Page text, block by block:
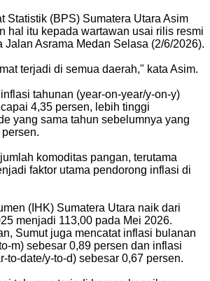
Statistik (BPS) Sumatera Utara Asim
hal itu kepada wartawan usai rilis resmi
Jalan Asrama Medan Selasa (2/6/2026).
terjadi di semua daerah," kata Asim.
tahunan (year-on-year/y-on-y)
4,35 persen, lebih tinggi
yang sama tahun sebelumnya yang
komoditas pangan, terutama
faktor utama pendorong inflasi di
(IHK) Sumatera Utara naik dari
menjadi 113,00 pada Mei 2026.
Sumut juga mencatat inflasi bulanan
m) sebesar 0,89 persen dan inflasi
to-date/y-to-d) sebesar 0,67 persen.